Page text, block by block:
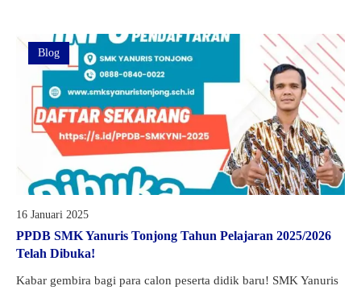
Blog
16 Januari 2025
PPDB SMK Yanuris Tonjong Tahun Pelajaran 2025/2026
Telah Dibuka!
Kabar gembira bagi para calon peserta didik baru! SMK Yanuris